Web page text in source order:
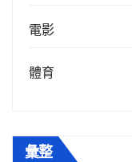
電影
體育
彙整